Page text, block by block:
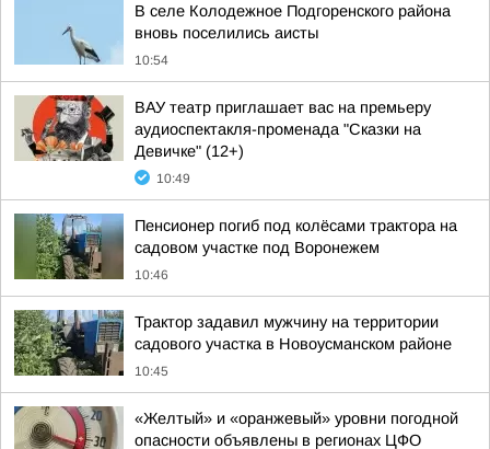
В селе Колодежное Подгоренского района
вновь поселились аисты
10:54
ВАУ театр приглашает вас на премьеру
аудиоспектакля-променада "Сказки на
Девичке" (12+)
10:49
Пенсионер погиб под колёсами трактора на
садовом участке под Воронежем
10:46
Трактор задавил мужчину на территории
садового участка в Новоусманском районе
10:45
«Желтый» и «оранжевый» уровни погодной
опасности объявлены в регионах ЦФО